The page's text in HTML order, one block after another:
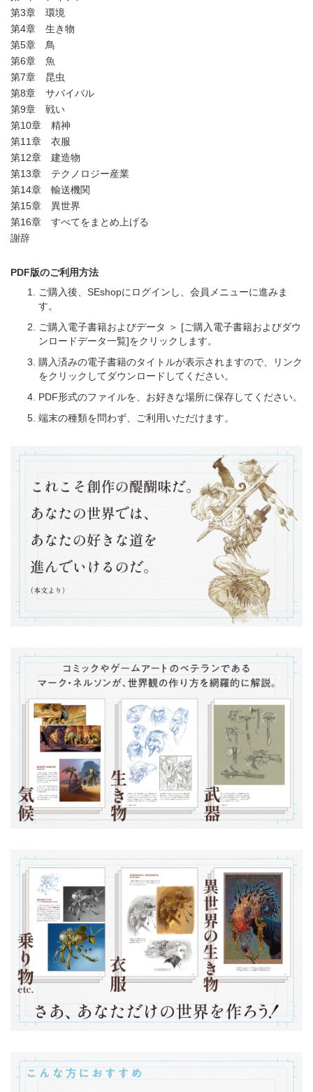
第3章 環境
第4章 生き物
第5章 鳥
第6章 魚
第7章 昆虫
第8章 サバイバル
第9章 戦い
第10章 精神
第11章 衣服
第12章 建造物
第13章 テクノロジー産業
第14章 輸送機関
第15章 異世界
第16章 すべてをまとめ上げる
謝辞
PDF版のご利用方法
ご購入後、SEshopにログインし、会員メニューに進みま
す。
ご購入電子書籍およびデータ ＞ [ご購入電子書籍およびダウ
ンロードデータ一覧]をクリックします。
購入済みの電子書籍のタイトルが表示されますので、リンク
をクリックしてダウンロードしてください。
PDF形式のファイルを、お好きな場所に保存してください。
端末の種類を問わず、ご利用いただけます。